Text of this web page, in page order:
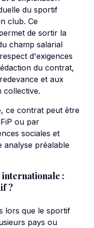
du sportif
club. Ce
de sortir la
champ salarial
d'exigences
du contrat,
et aux
collective.
ce contrat peut être
ou par
sociales et
analyse préalable
:
?
lors que le sportif
pays ou